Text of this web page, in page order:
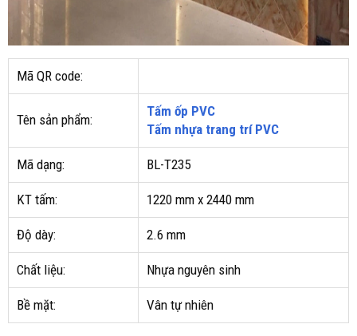
Mã QR code:
Tên sản phẩm:
Tấm ốp PVC
Tấm nhựa trang trí PVC
Mã dạng: BL-T235
KT tấm: 1220 mm x 2440 mm
Độ dày: 2.6 mm
Chất liệu: Nhựa nguyên sinh
Bề mặt: Vân tự nhiên